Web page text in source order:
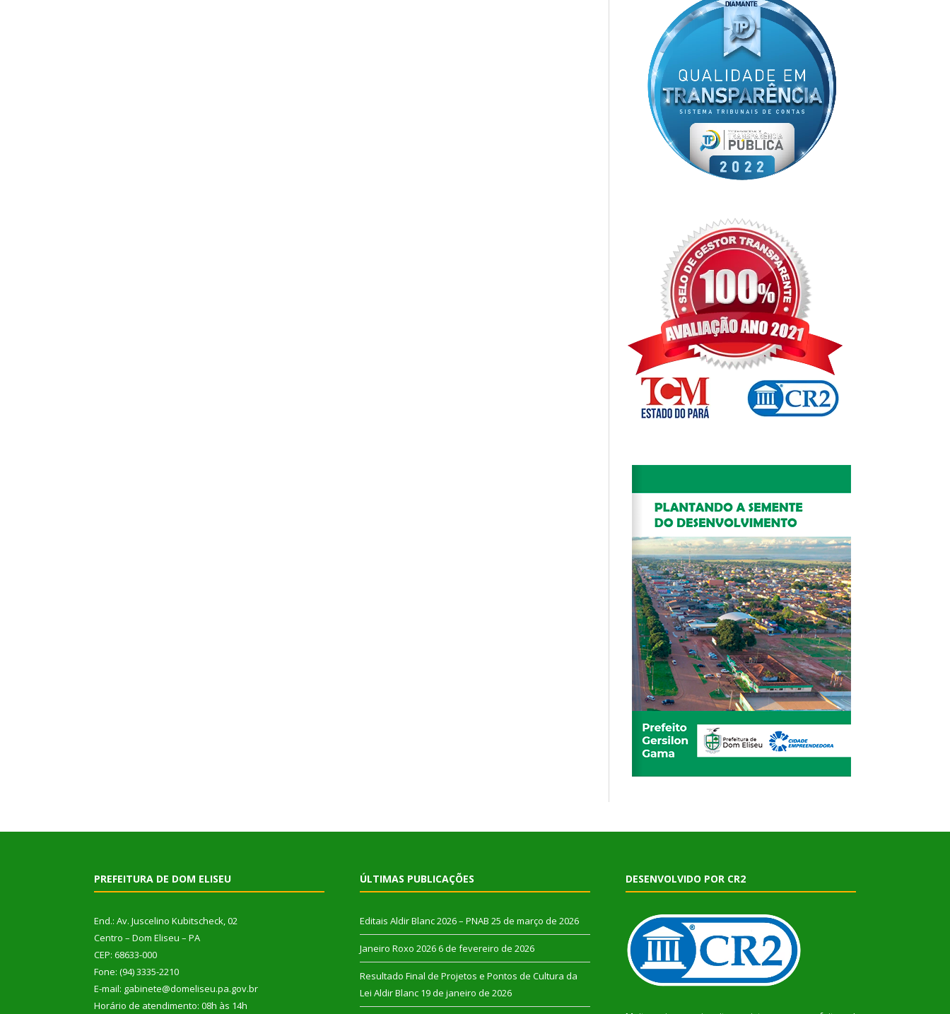
PREFEITURA DE DOM ELISEU
End.: Av. Juscelino Kubitscheck, 02
Centro – Dom Eliseu – PA
CEP: 68633-000
Fone: (94) 3335-2210
E-mail: gabinete@domeliseu.pa.gov.br
Horário de atendimento: 08h às 14h
ÚLTIMAS PUBLICAÇÕES
Editais Aldir Blanc 2026 – PNAB 25 de março de 2026
Janeiro Roxo 2026 6 de fevereiro de 2026
Resultado Final de Projetos e Pontos de Cultura da
Lei Aldir Blanc 19 de janeiro de 2026
DESENVOLVIDO POR CR2